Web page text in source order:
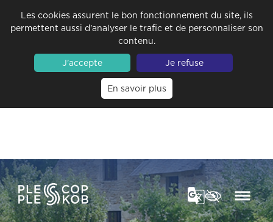
Les cookies assurent le bon fonctionnement du site, ils
permettent aussi d'analyser le trafic et de personnaliser son
contenu.
J'accepte
Je refuse
En savoir plus